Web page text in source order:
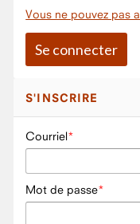
Vous ne pouvez pas
S'INSCRIRE
Courriel
Mot de passe